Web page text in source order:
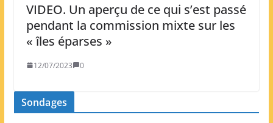
VIDEO. Un aperçu de ce qui s’est passé
pendant la commission mixte sur les
« îles éparses »
12/07/2023 0
Sondages